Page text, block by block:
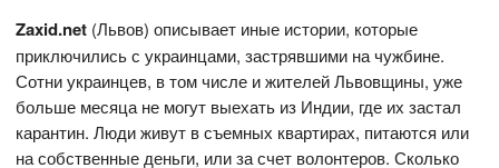
Zaxid.net (Львов) описывает иные истории, которые
приключились с украинцами, застрявшими на чужбине.
Сотни украинцев, в том числе и жителей Львовщины, уже
больше месяца не могут выехать из Индии, где их застал
карантин. Люди живут в съемных квартирах, питаются или
на собственные деньги, или за счет волонтеров. Сколько